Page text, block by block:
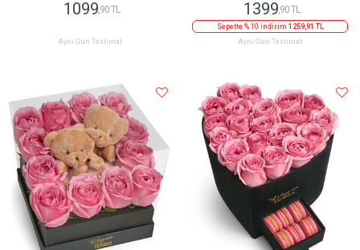
1099 ,90 TL
Aynı Gün Teslimat
1399 ,90 TL
Sepette % 10 indirim 1259,91 TL
Aynı Gün Teslimat